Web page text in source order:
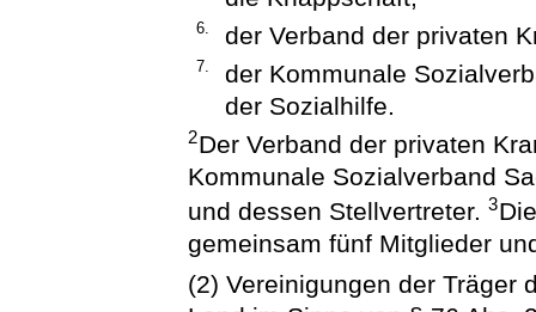
6. der Verband der privaten
7.
der Kommunale
der Sozialhilfe.
2Der Verband der privaten
Kommunale Sozialverband
und dessen Stellvertreter.3
gemeinsam fünf Mitglieder
(2) Vereinigungen der Träger